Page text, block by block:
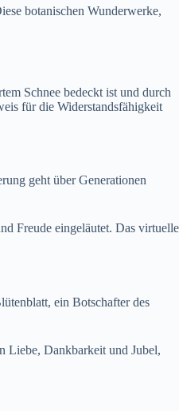
botanischen Wunderwerke,
Schnee bedeckt ist und durch
für die Widerstandsfähigkeit
geht über Generationen
Freude eingeläutet. Das virtuelle
ein Botschafter des
Liebe, Dankbarkeit und Jubel,